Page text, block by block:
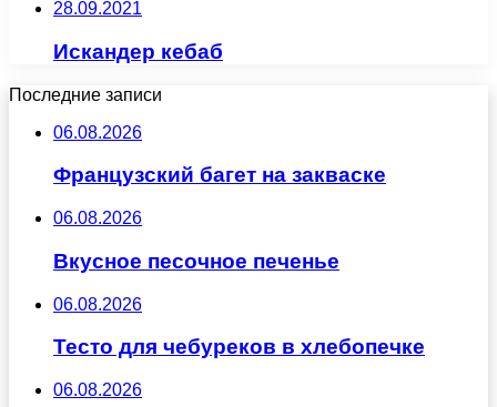
28.09.2021
Искандер кебаб
Последние записи
06.08.2026
Французский багет на закваске
06.08.2026
Вкусное песочное печенье
06.08.2026
Тесто для чебуреков в хлебопечке
06.08.2026